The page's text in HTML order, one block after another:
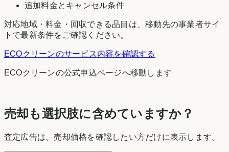
追加料金とキャンセル条件
対応地域・料金・回収できる品目は、移動先の事業者サイ
トで最新条件をご確認ください。
ECOクリーンのサービス内容を確認する
ECOクリーンの公式申込ページへ移動します
売却も選択肢に含めていますか？
査定広告は、売却価格を確認したい方だけに表示します。